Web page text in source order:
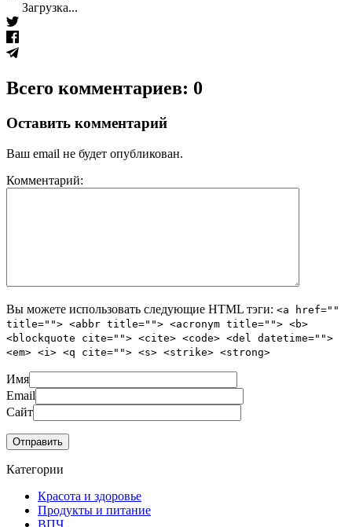
Загрузка...
Всего комментариев: 0
Оставить комментарий
Ваш email не будет опубликован.
Комментарий:
Вы можете использовать следующие HTML тэги: <a href=""
title=""> <abbr title=""> <acronym title=""> <b>
<blockquote cite=""> <cite> <code> <del datetime="">
<em> <i> <q cite=""> <s> <strike> <strong>
Имя
Email
Сайт
Категории
Красота и здоровье
Продукты и питание
ВПЧ